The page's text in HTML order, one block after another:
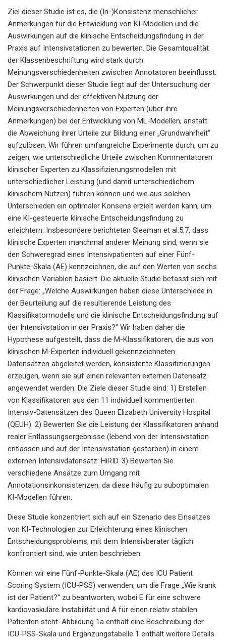
Ziel dieser Studie ist es, die (In-)Konsistenz menschlicher
Anmerkungen für die Entwicklung von KI-Modellen und die
Auswirkungen auf die klinische Entscheidungsfindung in der
Praxis auf Intensivstationen zu bewerten. Die Gesamtqualität
der Klassenbeschriftung wird stark durch
Meinungsverschiedenheiten zwischen Annotatoren beeinflusst.
Der Schwerpunkt dieser Studie liegt auf der Untersuchung der
Auswirkungen und der effektiven Nutzung der
Meinungsverschiedenheiten von Experten (über ihre
Anmerkungen) bei der Entwicklung von ML-Modellen, anstatt
die Abweichung ihrer Urteile zur Bildung einer „Grundwahrheit“
aufzulösen. Wir führen umfangreiche Experimente durch, um zu
zeigen, wie unterschiedliche Urteile zwischen Kommentatoren
klinischer Experten zu Klassifizierungsmodellen mit
unterschiedlicher Leistung (und damit unterschiedlichem
klinischem Nutzen) führen können und wie aus solchen
Unterschieden ein optimaler Konsens erzielt werden kann, um
eine KI-gesteuerte klinische Entscheidungsfindung zu
erleichtern. Insbesondere berichteten Sleeman et al.5,7, dass
klinische Experten manchmal anderer Meinung sind, wenn sie
den Schweregrad eines Intensivpatienten auf einer Fünf-
Punkte-Skala (AE) kennzeichnen, die auf den Werten von sechs
klinischen Variablen basiert. Die aktuelle Studie befasst sich mit
der Frage: „Welche Auswirkungen haben diese Unterschiede in
der Beurteilung auf die resultierende Leistung des
Klassifikatormodells und die klinische Entscheidungsfindung auf
der Intensivstation in der Praxis?“ Wir haben daher die
Hypothese aufgestellt, dass die M-Klassifikatoren, die aus von
klinischen M-Experten individuell gekennzeichneten
Datensätzen abgeleitet werden, konsistente Klassifizierungen
erzeugen, wenn sie auf einen relevanten externen Datensatz
angewendet werden. Die Ziele dieser Studie sind: 1) Erstellen
von Klassifikatoren aus den 11 individuell kommentierten
Intensiv-Datensätzen des Queen Elizabeth University Hospital
(QEUH). 2) Bewerten Sie die Leistung der Klassifikatoren anhand
realer Entlassungsergebnisse (lebend von der Intensivstation
entlassen und auf der Intensivstation gestorben) in einem
externen Intensivdatensatz: HiRID. 3) Bewerten Sie
verschiedene Ansätze zum Umgang mit
Annotationsinkonsistenzen, da diese häufig zu suboptimalen
KI-Modellen führen.
Diese Studie konzentriert sich auf ein Szenario des Einsatzes
von KI-Technologien zur Erleichterung eines klinischen
Entscheidungsproblems, mit dem Intensivberater täglich
konfrontiert sind, wie unten beschrieben.
Können wir eine Fünf-Punkte-Skala (AE) des ICU Patient
Scoring System (ICU-PSS) verwenden, um die Frage „Wie krank
ist der Patient?“ zu beantworten, wobei E für eine schwere
kardiovaskuläre Instabilität und A für einen relativ stabilen
Patienten steht. Abbildung 1a enthält eine Beschreibung der
ICU-PSS-Skala und Ergänzungstabelle 1 enthält weitere Details.